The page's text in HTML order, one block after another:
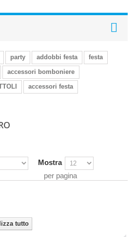
party addobbi festa
festa
accessori bomboniere
accessori festa
Mostra
per pagina
tutto